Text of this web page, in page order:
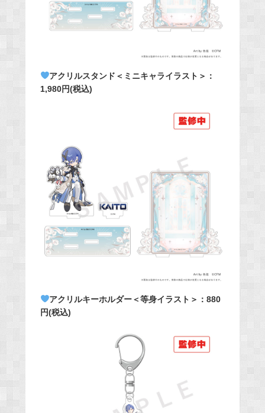
アクリルスタンド＜ミニキャライラスト＞：
1,980円(税込)
アクリルキーホルダー＜等身イラスト＞：880
円(税込)